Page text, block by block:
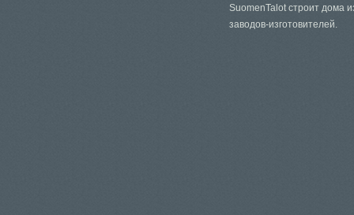
SuomenTalot строит дома
заводов-изготовителей.